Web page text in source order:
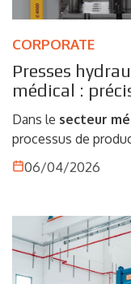
CORPORATE
Presses
médical :
processus de
Dans le secteur
processus de
incontournables. La
dispositifs destinés
contrôle, où même
compromettre les
pourquoi les
central. Grâce à
06/04/2026